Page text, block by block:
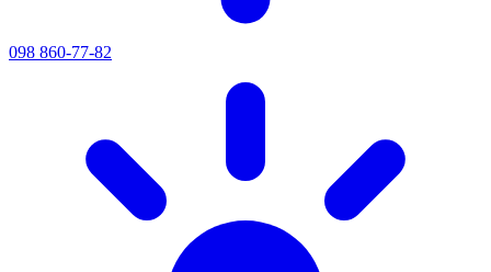
098 860-77-82